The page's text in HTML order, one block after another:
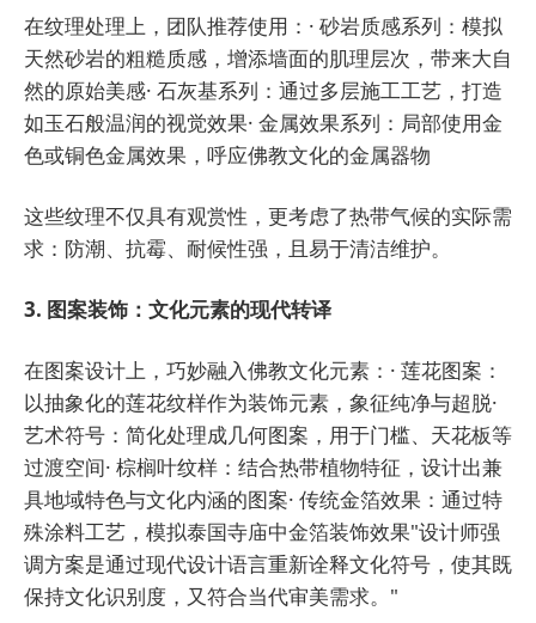
在纹理处理上，团队推荐使用：· 砂岩质感系列：模拟
天然砂岩的粗糙质感，增添墙面的肌理层次，带来大自
然的原始美感· 石灰基系列：通过多层施工工艺，打造
如玉石般温润的视觉效果· 金属效果系列：局部使用金
色或铜色金属效果，呼应佛教文化的金属器物
这些纹理不仅具有观赏性，更考虑了热带气候的实际需
求：防潮、抗霉、耐候性强，且易于清洁维护。
3. 图案装饰：文化元素的现代转译
在图案设计上，巧妙融入佛教文化元素：· 莲花图案：
以抽象化的莲花纹样作为装饰元素，象征纯净与超脱·
艺术符号：简化处理成几何图案，用于门槛、天花板等
过渡空间· 棕榈叶纹样：结合热带植物特征，设计出兼
具地域特色与文化内涵的图案· 传统金箔效果：通过特
殊涂料工艺，模拟泰国寺庙中金箔装饰效果"设计师强
调方案是通过现代设计语言重新诠释文化符号，使其既
保持文化识别度，又符合当代审美需求。"